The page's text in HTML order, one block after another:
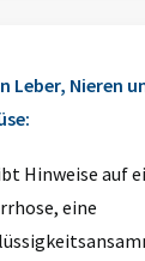
Leber, Nieren
Hinweise auf
eine